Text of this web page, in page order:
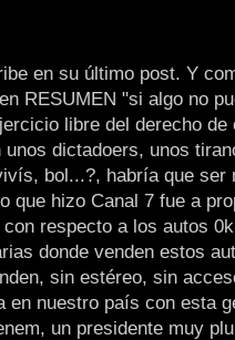
en su último post. Y
RESUMEN "si algo no
libre del derecho de
dictadoers, unos
bol...?, habría que ser
que hizo Canal 7 fue a
respecto a los autos
donde venden estos
sin estéreo, sin
en nuestro país con esta
un presidente muy